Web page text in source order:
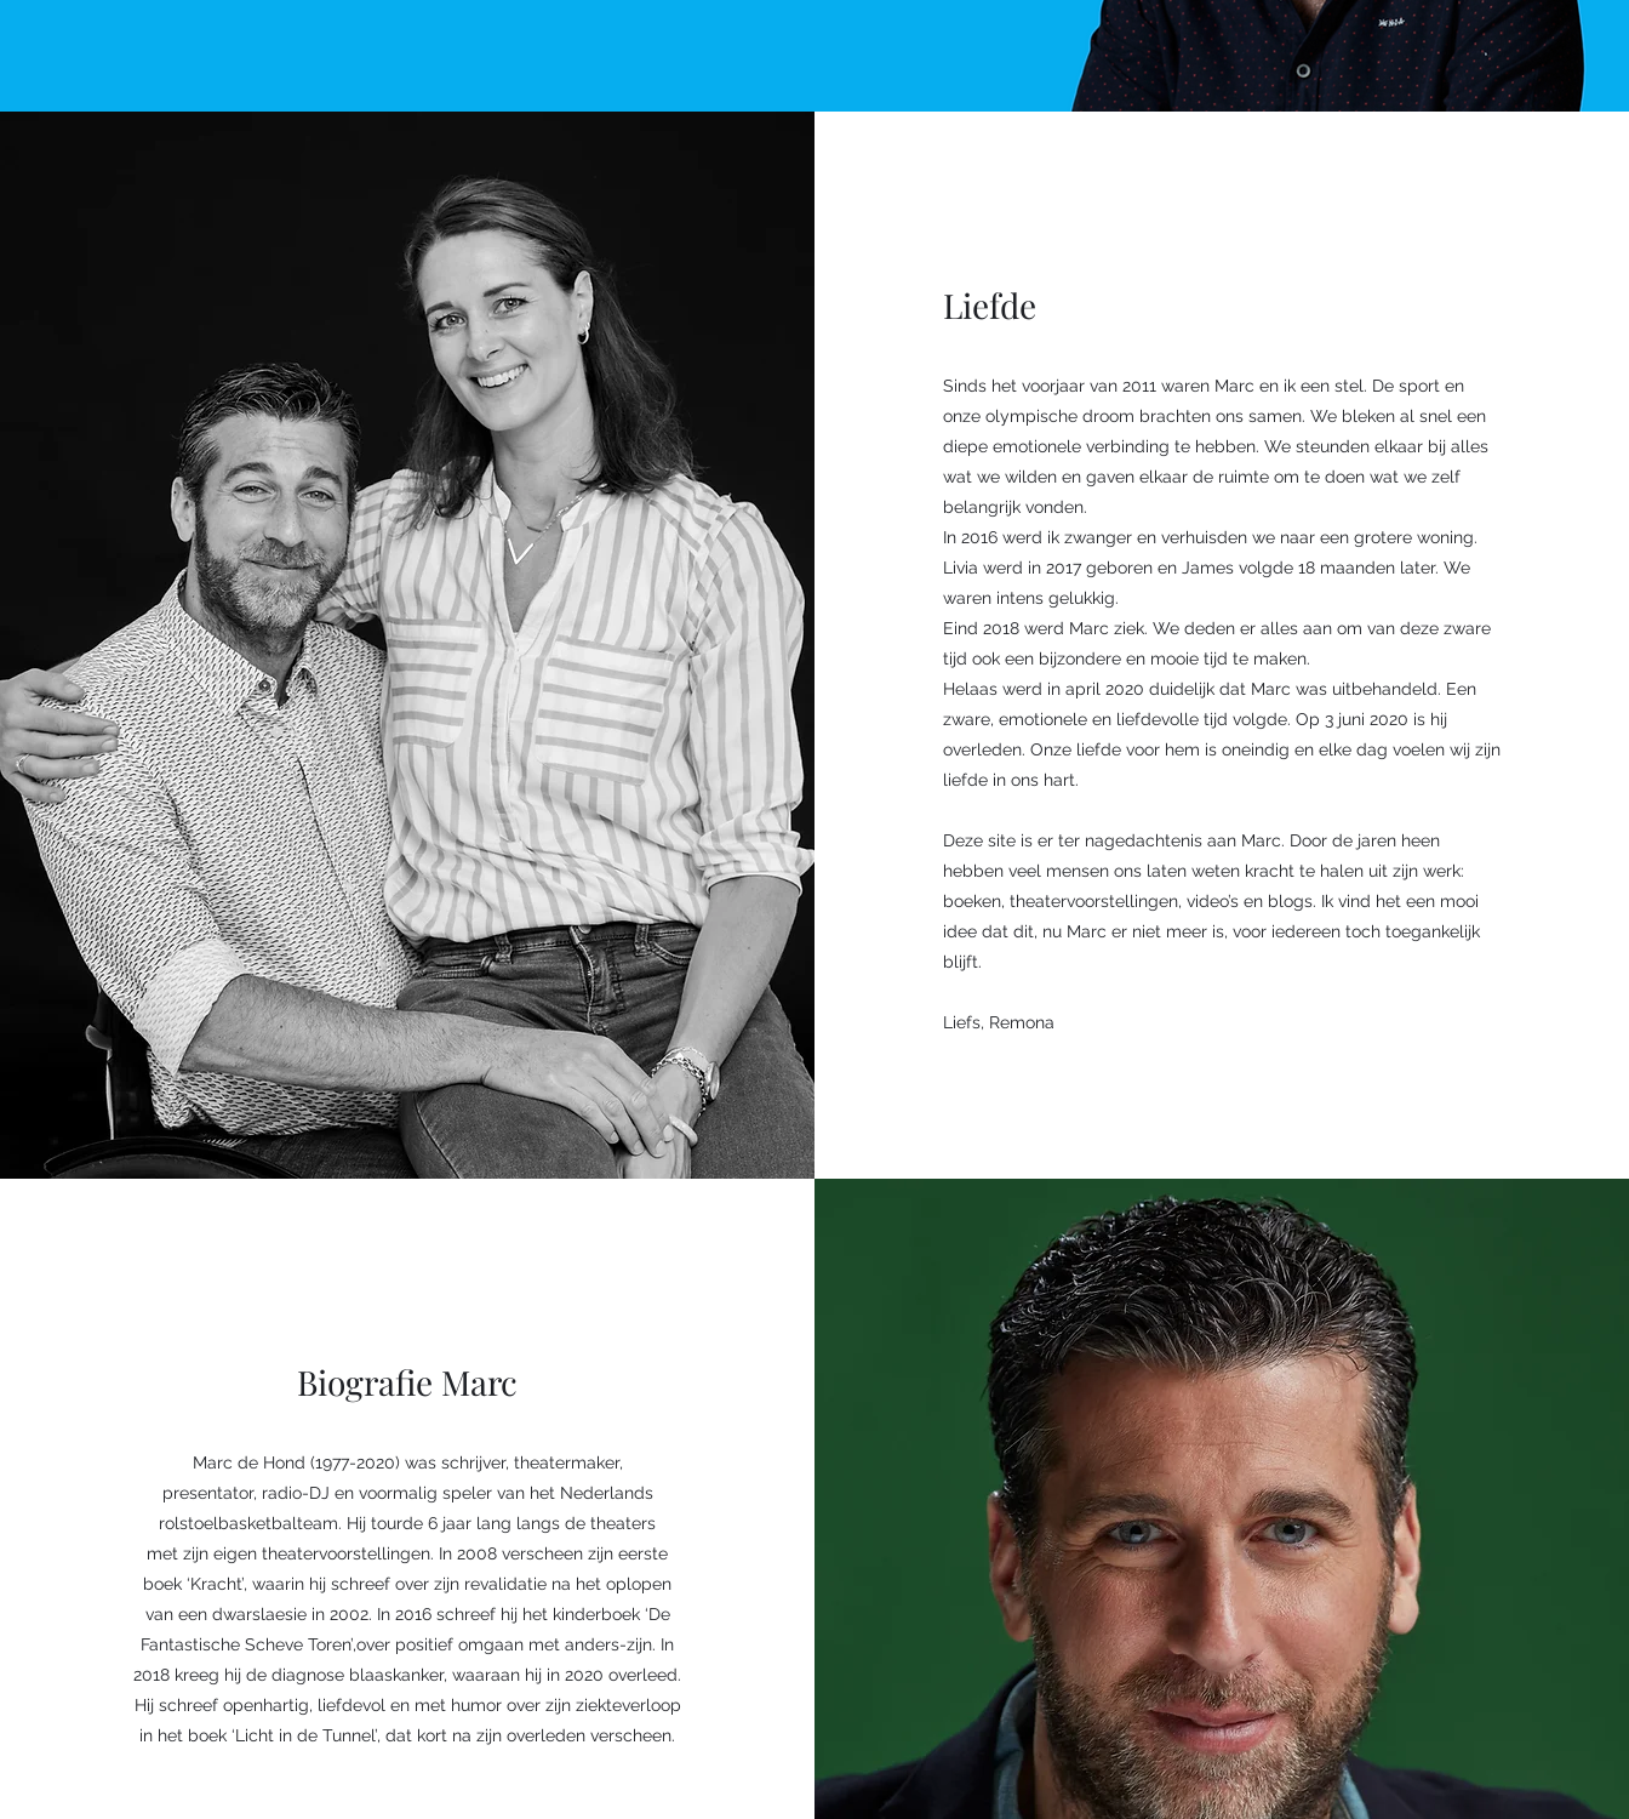
Liefde
Sinds het voorjaar van 2011 waren Marc en ik een stel. De sport en
onze olympische droom brachten ons samen. We bleken al snel een
diepe emotionele verbinding te hebben. We steunden elkaar bij alles
wat we wilden en gaven elkaar de ruimte om te doen wat we zelf
belangrijk vonden.
In 2016 werd ik zwanger en verhuisden we naar een grotere woning.
Livia werd in 2017 geboren en James volgde 18 maanden later. We
waren intens gelukkig.
Eind 2018 werd Marc ziek. We deden er alles aan om van deze zware
tijd ook een bijzondere en mooie tijd te maken.
Helaas werd in april 2020 duidelijk dat Marc was uitbehandeld. Een
zware, emotionele en liefdevolle tijd volgde. Op 3 juni 2020 is hij
overleden. Onze liefde voor hem is oneindig en elke dag voelen wij zijn
liefde in ons hart.
Deze site is er ter nagedachtenis aan Marc. Door de jaren heen
hebben veel mensen ons laten weten kracht te halen uit zijn werk:
boeken, theatervoorstellingen, video’s en blogs. Ik vind het een mooi
idee dat dit, nu Marc er niet meer is, voor iedereen toch toegankelijk
blijft.
Liefs, Remona
Biografie Marc
Marc de Hond (1977-2020) was schrijver, theatermaker,
presentator, radio-DJ en voormalig speler van het Nederlands
rolstoelbasketbalteam. Hij tourde 6 jaar lang langs de theaters
met zijn eigen theatervoorstellingen. In 2008 verscheen zijn eerste
boek ‘Kracht’, waarin hij schreef over zijn revalidatie na het oplopen
van een dwarslaesie in 2002. In 2016 schreef hij het kinderboek ‘De
Fantastische Scheve Toren’,over positief omgaan met anders-zijn. In
2018 kreeg hij de diagnose blaaskanker, waaraan hij in 2020 overleed.
Hij schreef openhartig, liefdevol en met humor over zijn ziekteverloop
in het boek ‘Licht in de Tunnel’, dat kort na zijn overleden verscheen.